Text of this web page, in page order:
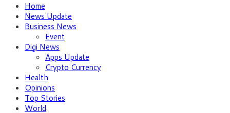
Home
News Update
Business News
Event
Digi News
Apps Update
Crypto Currency
Health
Opinions
Top Stories
World